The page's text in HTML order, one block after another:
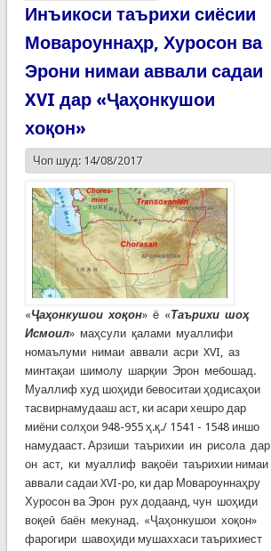
Инъикоси таърихи сиёсии
Мовароуннаҳр, Хуросон ва
Эрони нимаи аввали садаи
XVI дар «Ҷаҳонкушои
хоқон»
Чоп шуд: 14/08/2017
«Ҷаҳонкушои хоқон» ё «Таърихи шоҳ
Исмоил» маҳсули қалами муаллифи
номаълуми нимаи аввали асри XVI, аз
минтақаи шимолу шарқии Эрон мебошад.
Муаллиф худ шоҳиди бевоситаи ҳодисаҳои
тасвирнамудааш аст, ки асари хешро дар
миёни солҳои 948-955 ҳ.қ./ 1541 - 1548 иншо
намудааст. Арзиши таърихии ин рисола дар
он аст, ки муаллиф вақоёи таърихии нимаи
аввали садаи XVI-ро, ки дар Мовароуннаҳру
Хуросон ва Эрон рух додаанд, чун шоҳиди
воқеӣ баён мекунад. «Ҷаҳонкушои хоқон»
фарогири шавоҳиди мушаххаси таърихиест